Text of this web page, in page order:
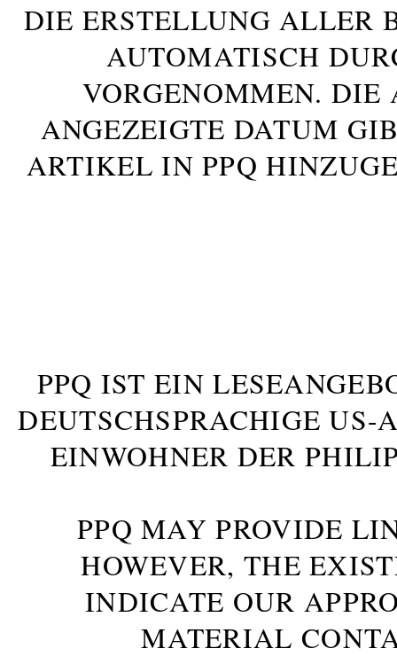
DIE ERSTELLUNG ALLER
AUTOMATISCH
VORGENOMMEN. DIE
ANGEZEIGTE DATUM
ARTIKEL IN PPQ
PPQ IST EIN
DEUTSCHSPRACHIGE US-
INWOHNER DER
PPQ MAY PROVIDE
HOWEVER, THE
INDICATE OUR
MATERIAL